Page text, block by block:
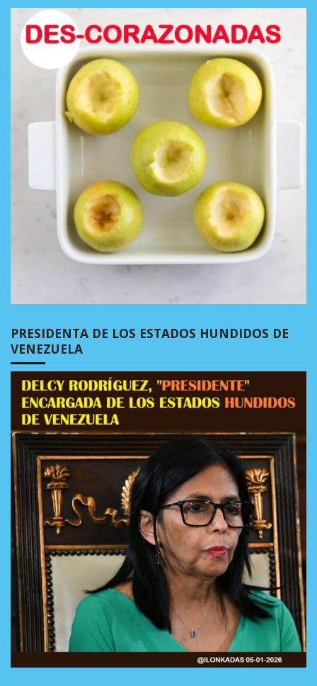
PRESIDENTA DE LOS ESTADOS HUNDIDOS DE
VENEZUELA